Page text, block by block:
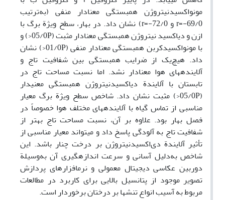
مونواکسیدنیتروژن همبستگی معنا‏دار منفی (به‌ترتیب
69/0-=r و 72/0-=r) نشان داد. در بهار، سطح ویژة برگ با
ازن و دی‏اکسید نیتروژن همبستگی معنا‏دار مثبت (05/0P<) و
با مونواکسیدکربن همبستگی معنا‏دار منفی (01/0P<) نشان
داد. هیچ‌یک از ضرایب همبستگی بین شفافیت تاج و
آلاینده‏های هوا معنا‏دار نشد. اما نسبت مساحت تاج در
تابستان با آلایندة دی‏اکسید‌نیتروژن همبستگی معنی‏دار
(05/0P<) مثبت نشان داد. شاخص سطح ویژة برگ معیار
مناسبی از تماس گیاه با آلاینده‏های مختلف هوا خصوصاً در
فصل بهار بود. علاوه بر آن، نسبت مساحت تاج بهتر از
شفافیت تاج به آلودگی پاسخ داد و می‏تواند معیار مناسبی از
تأثیر آلایندة دی‌اکسیدنیتروژن بر درخت چنار باشد. این
شاخص به‌دلیل آسانی و سرعت اندازه‏گیری آن به‌وسیلة
دوربین عکاسی دیجیتال معمولی و نرم‏افزارهای پردازش
تصویر موجود از پتانسیل بالایی برای کاربرد در مطالعات
مربوط به آسیب انواع تنش‏ها بر درختان برخوردار است.